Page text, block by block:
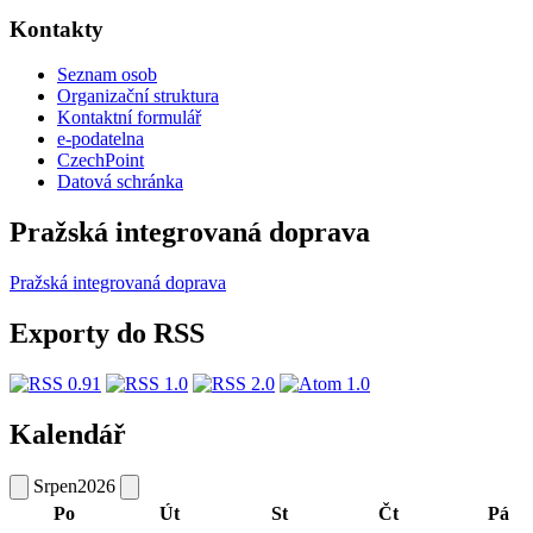
Kontakty
Seznam osob
Organizační struktura
Kontaktní formulář
e-podatelna
CzechPoint
Datová schránka
Pražská integrovaná doprava
Pražská integrovaná doprava
Exporty do RSS
Kalendář
Srpen2026
Po
Út St Čt Pá